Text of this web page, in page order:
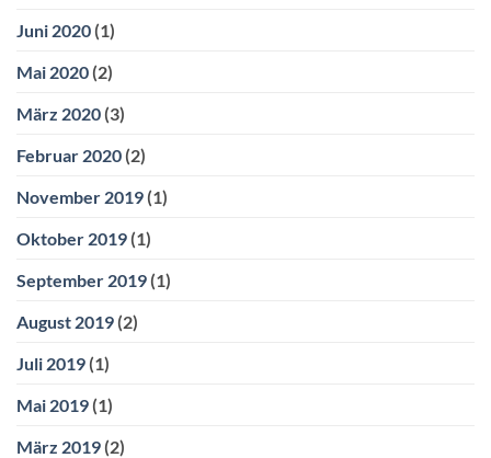
Juni 2020 (1)
Mai 2020 (2)
März 2020 (3)
Februar 2020 (2)
November 2019 (1)
Oktober 2019 (1)
September 2019 (1)
August 2019 (2)
Juli 2019 (1)
Mai 2019 (1)
März 2019 (2)